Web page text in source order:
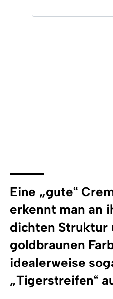
Eine „gute“
erkennt man an
dichten Struktur
goldbraunen
idealerweise
„Tigerstreifen“